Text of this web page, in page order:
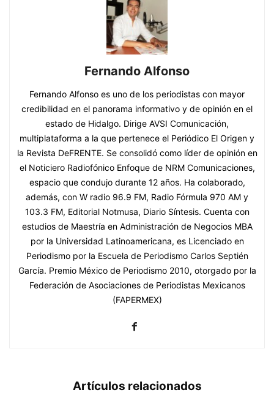
Fernando Alfonso
Fernando Alfonso es uno de los periodistas con mayor
credibilidad en el panorama informativo y de opinión en el
estado de Hidalgo. Dirige AVSI Comunicación,
multiplataforma a la que pertenece el Periódico El Origen y
la Revista DeFRENTE. Se consolidó como líder de opinión en
el Noticiero Radiofónico Enfoque de NRM Comunicaciones,
espacio que condujo durante 12 años. Ha colaborado,
además, con W radio 96.9 FM, Radio Fórmula 970 AM y
103.3 FM, Editorial Notmusa, Diario Síntesis. Cuenta con
estudios de Maestría en Administración de Negocios MBA
por la Universidad Latinoamericana, es Licenciado en
Periodismo por la Escuela de Periodismo Carlos Septién
García. Premio México de Periodismo 2010, otorgado por la
Federación de Asociaciones de Periodistas Mexicanos
(FAPERMEX)
Artículos relacionados